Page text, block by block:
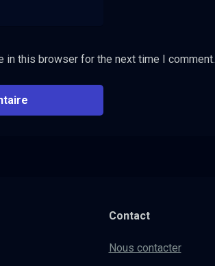
in this browser for the next time I comment.
Contact
Nous contacter